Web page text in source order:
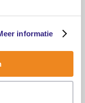
informatie
het opsporen
het
effectieve